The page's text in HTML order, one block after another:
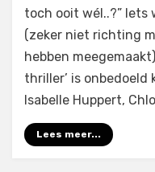
toch ooit wél..?” Iets
(zeker niet richting
hebben
thriller’ is onbedoeld
Isabelle Huppert,
Lees meer...